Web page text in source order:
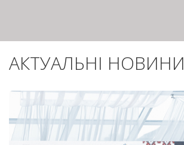
АКТУАЛЬНІ НОВИНИ